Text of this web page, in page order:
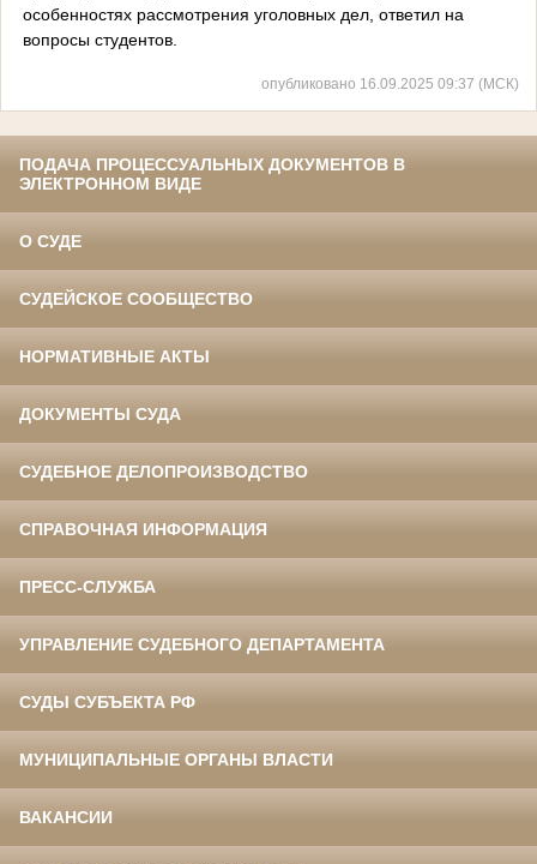
особенностях рассмотрения уголовных дел, ответил на
вопросы студентов.
опубликовано 16.09.2025 09:37 (МСК)
ПОДАЧА ПРОЦЕССУАЛЬНЫХ ДОКУМЕНТОВ В
ЭЛЕКТРОННОМ ВИДЕ
О СУДЕ
СУДЕЙСКОЕ СООБЩЕСТВО
НОРМАТИВНЫЕ АКТЫ
ДОКУМЕНТЫ СУДА
СУДЕБНОЕ ДЕЛОПРОИЗВОДСТВО
СПРАВОЧНАЯ ИНФОРМАЦИЯ
ПРЕСС-СЛУЖБА
УПРАВЛЕНИЕ СУДЕБНОГО ДЕПАРТАМЕНТА
СУДЫ СУБЪЕКТА РФ
МУНИЦИПАЛЬНЫЕ ОРГАНЫ ВЛАСТИ
ВАКАНСИИ